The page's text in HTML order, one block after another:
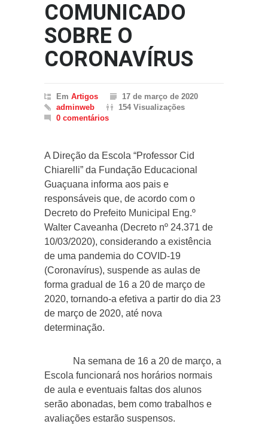
COMUNICADO
SOBRE O
CORONAVÍRUS
Em Artigos
17 de março de 2020
adminweb
154 Visualizações
0 comentários
A Direção da Escola “Professor Cid
Chiarelli” da Fundação Educacional
Guaçuana informa aos pais e
responsáveis que, de acordo com o
Decreto do Prefeito Municipal Eng.º
Walter Caveanha (Decreto nº 24.371 de
10/03/2020), considerando a existência
de uma pandemia do COVID-19
(Coronavírus), suspende as aulas de
forma gradual de 16 a 20 de março de
2020, tornando-a efetiva a partir do dia 23
de março de 2020, até nova
determinação.
Na semana de 16 a 20 de março, a
Escola funcionará nos horários normais
de aula e eventuais faltas dos alunos
serão abonadas, bem como trabalhos e
avaliações estarão suspensos.